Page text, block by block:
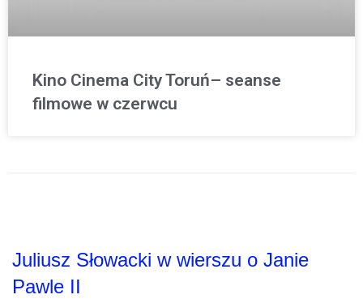
Kino Cinema City Toruń– seanse
filmowe w czerwcu
Juliusz Słowacki w wierszu o Janie
Pawle II